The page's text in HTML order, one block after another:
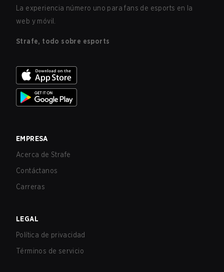
La experiencia número uno para fans de esports en la
web y móvil.
Strafe, todo sobre esports
EMPRESA
Acerca de Strafe
Contáctanos
Carreras
LEGAL
Política de privacidad
Términos de servicio